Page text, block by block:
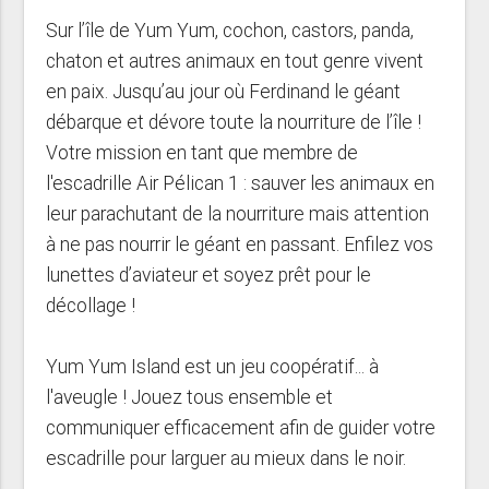
Sur l’île de Yum Yum, cochon, castors, panda,
chaton et autres animaux en tout genre vivent
en paix. Jusqu’au jour où Ferdinand le géant
débarque et dévore toute la nourriture de l’île !
Votre mission en tant que membre de
l'escadrille Air Pélican 1 : sauver les animaux en
leur parachutant de la nourriture mais attention
à ne pas nourrir le géant en passant. Enfilez vos
lunettes d’aviateur et soyez prêt pour le
décollage !
Yum Yum Island est un jeu coopératif... à
l'aveugle ! Jouez tous ensemble et
communiquer efficacement afin de guider votre
escadrille pour larguer au mieux dans le noir.